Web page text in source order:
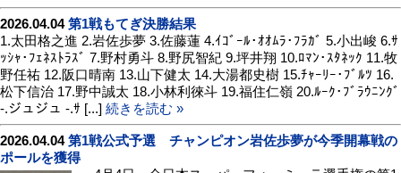
2026.04.04第1戦もてぎ決勝結果
1.太田格之進 2.岩佐歩夢 3.佐藤蓮 4.ｲｺﾞｰﾙ･ｵｵﾑﾗ･ﾌﾗｶﾞ 5.小出峻 6.ｻ
ｯｼｬ･ﾌｪﾈｽﾄﾗｽﾞ 7.野村勇斗 8.野尻智紀 9.坪井翔 10.ﾛﾏﾝ･ｽﾀﾈｯｸ 11.牧
野任祐 12.阪口晴南 13.山下健太 14.大湯都史樹 15.ﾁｬｰﾘｰ･ﾌﾞﾙﾂ 16.
松下信治 17.野中誠太 18.小林利徠斗 19.福住仁嶺 20.ﾙｰｸ･ﾌﾞﾗｳﾆﾝｸﾞ
-.ジュジュ -.ｻ [...] 続きを読む »
2026.04.04第1戦公式予選 チャンピオン岩佐歩夢が今季開幕戦の
ポールを獲得